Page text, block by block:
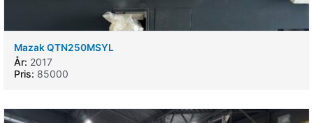
Mazak QTN250MSYL
År: 2017
Pris: 85000